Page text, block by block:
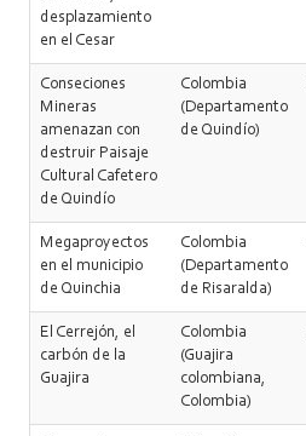
desplazamiento
en el Cesar
Conseciones
Mineras
amenazan con
destruir Paisaje
Cultural Cafetero
de Quindío
Colombia
(Departamento
de Quindío)
Megaproyectos
en el municipio
de Quinchia
Colombia
(Departamento
de Risaralda)
El Cerrejón, el
carbón de la
Guajira
Colombia
(Guajira
colombiana,
Colombia)